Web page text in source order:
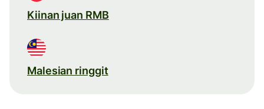
Kiinan juan RMB
Malesian ringgit